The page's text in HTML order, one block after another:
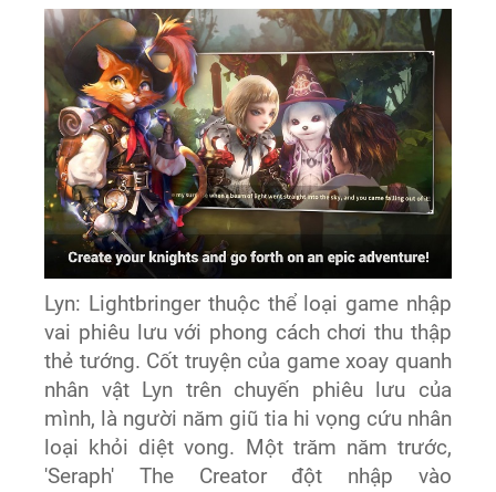
Lyn: Lightbringer thuộc thể loại game nhập
vai phiêu lưu với phong cách chơi thu thập
thẻ tướng. Cốt truyện của game xoay quanh
nhân vật Lyn trên chuyến phiêu lưu của
mình, là người năm giũ tia hi vọng cứu nhân
loại khỏi diệt vong. Một trăm năm trước,
'Seraph' The Creator đột nhập vào